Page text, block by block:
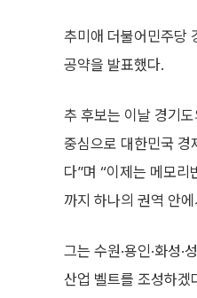
추미애 더불어민주당
공약을 발표했다.
추 후보는 이날 경기도
중심으로 대한민국 경
다”며 “이제는 메모리
까지 하나의 권역 안
그는 수원·용인·화성·
산업 벨트를 조성하겠